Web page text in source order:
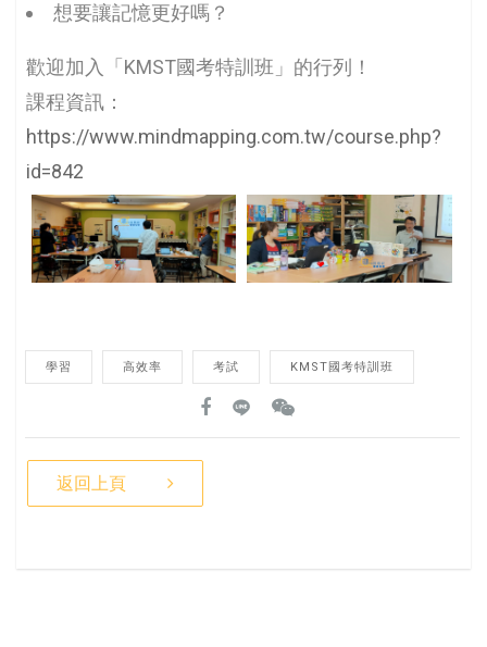
想要讓記憶更好嗎？
歡迎加入「KMST國考特訓班」的行列！
課程資訊：
https://www.mindmapping.com.tw/course.php?
id=842
學習 高效率 考試 KMST國考特訓班
返回上頁